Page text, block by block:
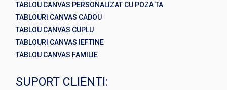
TABLOU CANVAS PERSONALIZAT CU POZA TA
TABLOURI CANVAS CADOU
TABLOU CANVAS CUPLU
TABLOURI CANVAS IEFTINE
TABLOU CANVAS FAMILIE
SUPORT CLIENTI: